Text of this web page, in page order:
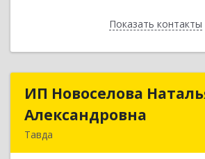
Показать контакты
Назад
ИП Новоселова
Александровна
Тавда
ИП